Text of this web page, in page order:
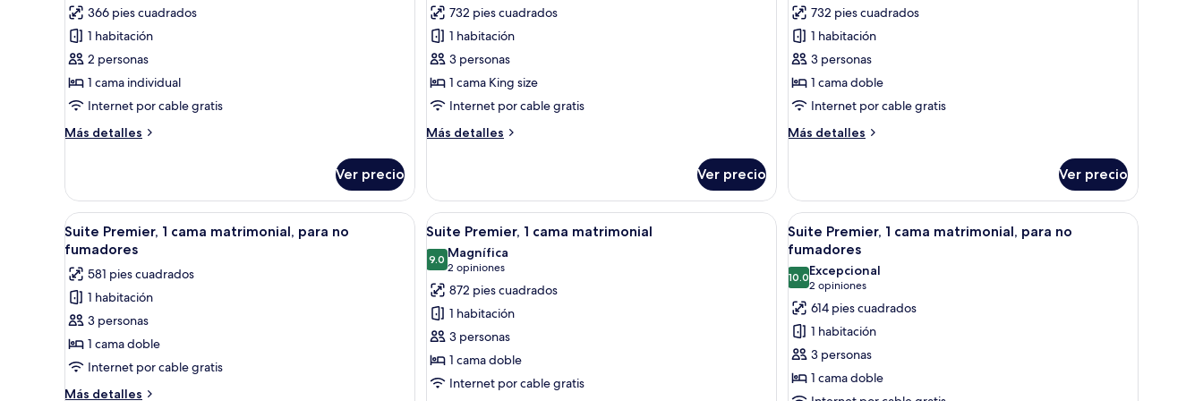
fotos
de
Habitación
Premier,
1
cama
individual
opinión)
366 pies cuadrados
1 habitación
2 personas
1 cama individual
Internet por cable gratis
Más detalles
Más
Premier,
cama
individual
Ver precio
fotos
de
Suite
Deluxe,
1
habitación
opinión)
732 pies cuadrados
1 habitación
3 personas
1 cama King size
Internet por cable gratis
Más detalles
Más
Deluxe,
habitación
Ver precio
fotos
de
Suite
Deluxe,
1
habitación
opinión)
732 pies cuadrados
1 habitación
3 personas
1 cama doble
Internet por cable gratis
Más detalles
Más
Deluxe,
habitación
Ver precio
Abrir
todas
las
fotos
de
Suite
Premier,
1
cama
Habitación de hotel con cama, escritorio con silla, televisor de pantalla plana, lámpara y vista panorámica de la ciudad a través de un ventanal amplio.
7
Suite Premier, 1 cama matrimonial, para no
fumadores
581 pies cuadrados
1 habitación
3 personas
1 cama doble
Internet por cable gratis
Más detalles
Más
Abrir
todas
las
fotos
de
Suite
Premier,
1
cama
Habitación de hotel con tocador de madera, espejo redondo, dos lámparas de pared, cafetera y un pequeño
9
Suite Premier, 1 cama matrimonial
9.09.0 de 10
Magnífica
2 opiniones
(2
opiniones)
872 pies cuadrados
1 habitación
3 personas
1 cama doble
Internet por cable gratis
Abrir
todas
las
fotos
de
Suite
Premier,
1
cama
Habitación de hotel con una cama grande,
9
Suite Premier, 1 cama matrimonial, para no
fumadores
10.010.0 de 10
Excepcional
2 opiniones
(2
opiniones)
614 pies cuadrados
1 habitación
3 personas
1 cama doble